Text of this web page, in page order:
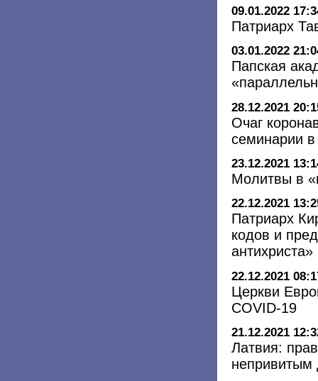
09.01.2022
Патриарх
03.01.2022
Папская
28.12.2021
Очаг
семинарии
23.12.2021
Молитвы в
22.12.2021
Патриарх
кодов и
антихриста»
22.12.2021
Церкви
COVID-19
21.12.2021
Латвия:
непривитым